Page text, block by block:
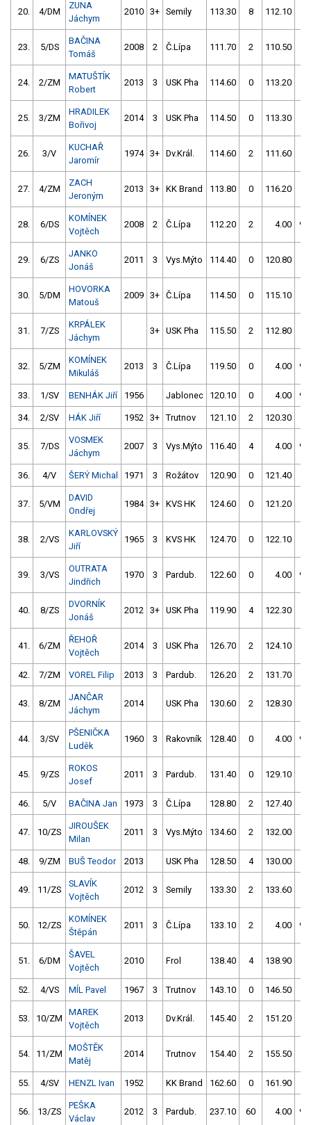
20. 4/DM
ZUNA
Jáchym
2010 3+ Semily 113.30 8 112.10
23. 5/DS
BAČINA
Tomáš
2008 2 Č.Lípa 111.70 2 110.50
24. 2/ZM
MATUŠTÍK
Robert
2013 3 USK Pha 114.60 0 113.20
25. 3/ZM
HRADILEK
Bořivoj
2014 3 USK Pha 114.50 0 113.30
26. 3/V
KUCHAŘ
Jaromír
1974 3+ Dv.Král. 114.60 2 111.60
27. 4/ZM
ZACH
Jeroným
2013 3+ KK Brand 113.80 0 116.20
28. 6/DS
KOMÍNEK
Vojtěch
2008 2 Č.Lípa 112.20 2 4.00
29. 6/ZS
JANKO
Jonáš
2011 3 Vys.Mýto 114.40 0 120.80
30. 5/DM
HOVORKA
Matouš
2009 3+ Č.Lípa 114.50 0 115.10
31. 7/ZS
KRPÁLEK
Jáchym
3+ USK Pha 115.50 2 112.80
32. 5/ZM
KOMÍNEK
Mikuláš
2013 3 Č.Lípa 119.50 0 4.00
33. 1/SV BENHÁK Jiří 1956 Jablonec 120.10 0 4.00
34. 2/SV HÁK Jiří 1952 3+ Trutnov 121.10 2 120.30
35. 7/DS
VOSMEK
Jáchym
2007 3 Vys.Mýto 116.40 4 4.00
36. 4/V ŠERÝ Michal 1971 3 Rožátov 120.90 0 121.40
37. 5/VM
DAVID
Ondřej
1984 3+ KVS HK 124.60 0 121.20
38. 2/VS
KARLOVSKÝ
Jiří
1965 3 KVS HK 124.70 0 122.10
39. 3/VS
OUTRATA
Jindřich
1970 3 Pardub. 122.60 0 4.00
40. 8/ZS
DVORNÍK
Jonáš
2012 3+ USK Pha 119.90 4 122.30
41. 6/ZM
ŘEHOŘ
Vojtěch
2014 3 USK Pha 126.70 2 124.10
42. 7/ZM VOREL Filip 2013 3 Pardub. 126.20 2 131.70
43. 8/ZM
JANČAR
Jáchym
2014 USK Pha 130.60 2 128.30
44. 3/SV
PŠENIČKA
Luděk
1960 3 Rakovník 128.40 0 4.00
45. 9/ZS
ROKOS
Josef
2011 3 Pardub. 131.40 0 129.10
46. 5/V BAČINA Jan 1973 3 Č.Lípa 128.80 2 127.40
47. 10/ZS
JIROUŠEK
Milan
2011 3 Vys.Mýto 134.60 2 132.00
48. 9/ZM BUŠ Teodor 2013 USK Pha 128.50 4 130.00
49. 11/ZS
SLAVÍK
Vojtěch
2012 3 Semily 133.30 2 133.60
50. 12/ZS
KOMÍNEK
Štěpán
2011 3 Č.Lípa 133.10 2 4.00
51. 6/DM
ŠAVEL
Vojtěch
2010 Frol 138.40 4 138.90
52. 4/VS MÍL Pavel 1967 3 Trutnov 143.10 0 146.50
53. 10/ZM
MAREK
Vojtěch
2013 Dv.Král. 145.40 2 151.20
54. 11/ZM
MOŠTĚK
Matěj
2014 Trutnov 154.40 2 155.50
55. 4/SV HENZL Ivan 1952 KK Brand 162.60 0 161.90
56. 13/ZS
PEŠKA
Václav
2012 3 Pardub. 237.10 60 4.00